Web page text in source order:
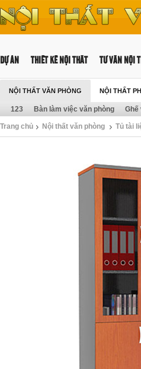
DỰ ÁN THIẾT KẾ NỘI THẤT TƯ VẤN NỘI
NỘI THẤT VĂN PHÒNG NỘI THẤT
123 Bàn làm việc văn phòng Ghế
Trang chủ Nội thất văn phòng Tủ tài